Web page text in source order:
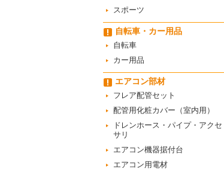
スポーツ
自転車・カー用品
自転車
カー用品
エアコン部材
フレア配管セット
配管用化粧カバー（室内用）
ドレンホース・パイプ・アクセ
サリ
エアコン機器据付台
エアコン用電材